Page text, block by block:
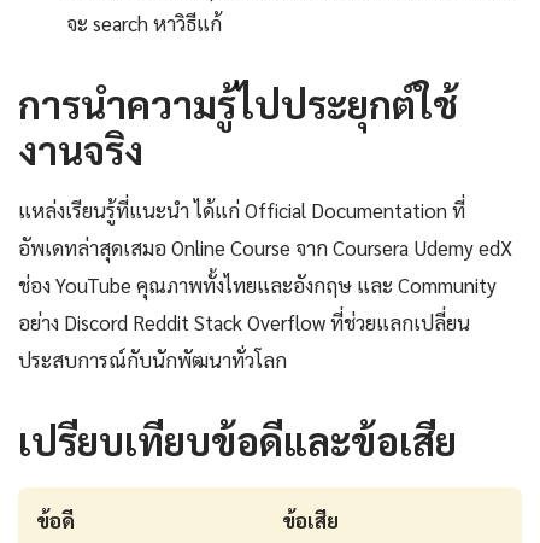
จะ search หาวิธีแก้
การนำความรู้ไปประยุกต์ใช้
งานจริง
แหล่งเรียนรู้ที่แนะนำ ได้แก่ Official Documentation ที่
อัพเดทล่าสุดเสมอ Online Course จาก Coursera Udemy edX
ช่อง YouTube คุณภาพทั้งไทยและอังกฤษ และ Community
อย่าง Discord Reddit Stack Overflow ที่ช่วยแลกเปลี่ยน
ประสบการณ์กับนักพัฒนาทั่วโลก
เปรียบเทียบข้อดีและข้อเสีย
ข้อดี ข้อเสีย